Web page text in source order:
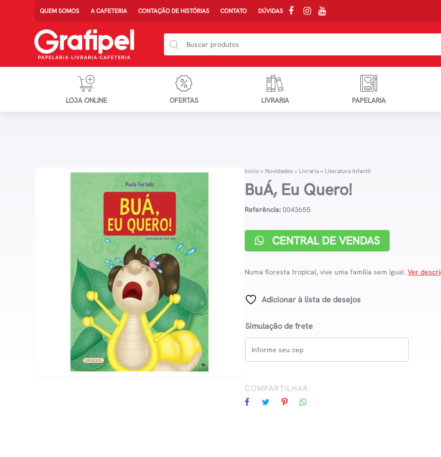
QUEM SOMOS A CAFETERIA CONTAÇÃO DE HISTÓRIAS CONTATO DÚVIDAS
LOJA ONLINE OFERTAS LIVRARIA PAPELARIA
Início» Novidades » Livraria» Literatura Infantil
BuÁ, Eu Quero!
Referência: 0043655
CENTRAL DE VENDAS
Numa floresta tropical, vive uma familia sem igual.Ver
Adicionar à lista de desejos
Simulação de frete
COMPARTILHAR: